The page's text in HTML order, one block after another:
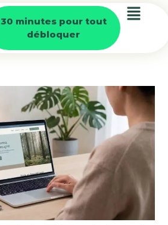
30 minutes pour tout
débloquer